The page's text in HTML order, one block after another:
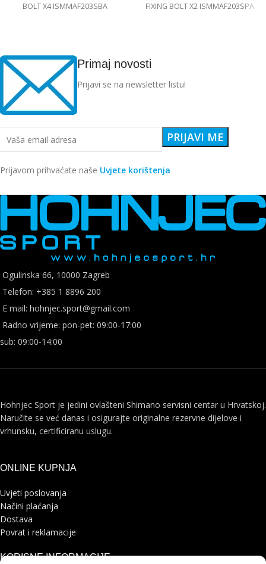
BOLT X4 ISMMAF203SBA
FIXING BOLT X2 ISMMAF203SPA
Primaj novosti
Prijavi se na newsletter listu!
Prijavom prihvaćate naše Uvjete korištenja
Ogulinska 66, 10000 Zagreb
Telefon: +385 1 8896 200
E mail: hohnjec.sport@gmail.com
Radno vrijeme: pon-pet: 09:00-17:00
sub: 09:00-14:00
Hohnjec Sport je jedini ovlašteni Shimano servisni centar u Hrvatskoj.
Naručite se već danas i osigurajte originalne rezervne dijelove i
vrhunsku, certificiranu uslugu.
ONLINE KUPNJA
Uvjeti poslovanja
Načini plaćanja
Dostava
Povrat i reklamacije
KORISNE INFORMACIJE